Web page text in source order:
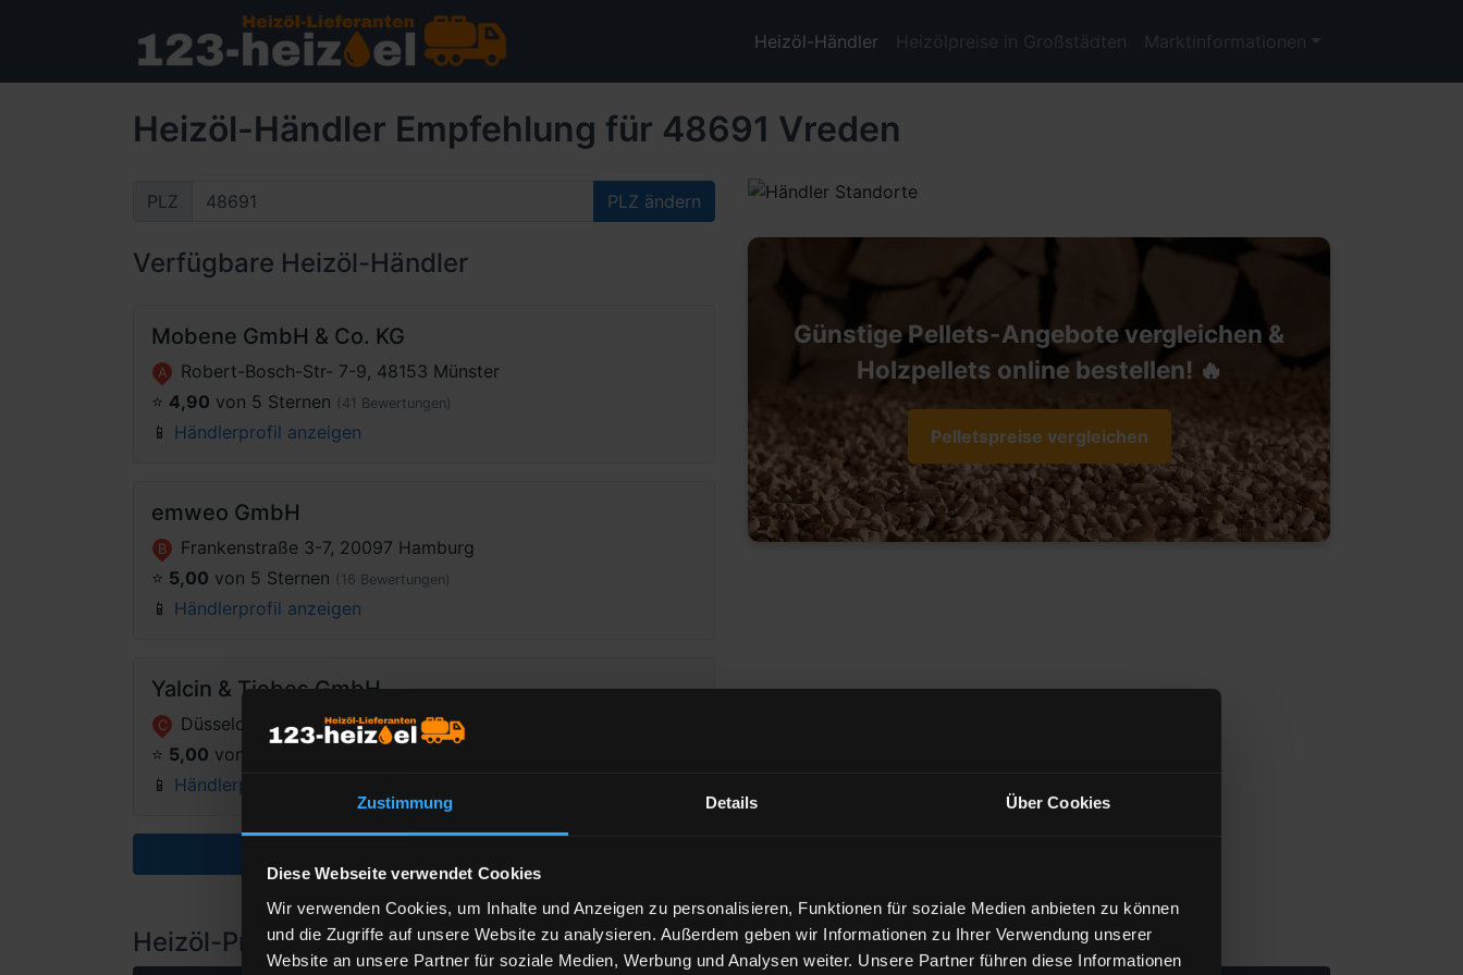
Zustimmung Details Über Cookies
Diese Webseite verwendet Cookies
Wir verwenden Cookies, um Inhalte und Anzeigen zu personalisieren, Funktionen für soziale Medien anbieten zu können
und die Zugriffe auf unsere Website zu analysieren. Außerdem geben wir Informationen zu Ihrer Verwendung unserer
Website an unsere Partner für soziale Medien, Werbung und Analysen weiter. Unsere Partner führen diese Informationen
Heizöl-Händler Heizölpreise in Großstädten Marktinformationen
Heizöl-Händler Empfehlung für 48691 Vreden
PLZ PLZ ändern
Verfügbare Heizöl-Händler
Mobene GmbH & Co. KG
A
Robert-Bosch-Str- 7-9, 48153 Münster
⭐️ 4,90 von 5 Sternen (41 Bewertungen)
📱 Händlerprofil anzeigen
emweo GmbH
B
Frankenstraße 3-7, 20097 Hamburg
⭐️ 5,00 von 5 Sternen (16 Bewertungen)
📱 Händlerprofil anzeigen
Yalcin & Tiebes GmbH
C
Düsseldorfer Landstraße 65a, 47249 Duisburg
⭐️ 5,00 von 5 Sternen
📱 Händlerprofil anzeigen
Günstige Pellets-Angebote vergleichen &
Holzpellets online bestellen! 🔥
Pelletspreise vergleichen
Heizöl-Preisangebot für 48691 Vreden